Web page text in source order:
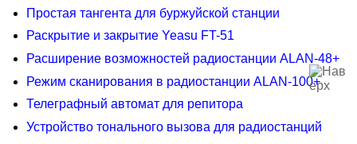
Простая тангента для буржуйской станции
Раскрытие и закрытие Yeasu FT-51
Расширение возможностей радиостанции ALAN-48+
Режим сканирования в радиостанции ALAN-100+
Телеграфный автомат для репитора
Устройство тонального вызова для радиостанций